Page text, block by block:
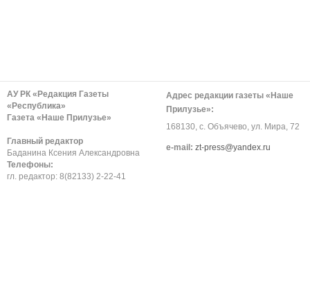
АУ РК «Редакция Газеты
«Республика»
Газета «Наше Прилузье»
Главный редактор
Баданина Ксения Александровна
Телефоны:
гл. редактор: 8(82133) 2-22-41
Адрес редакции газеты «Наше
Прилузье»:
168130, с. Объячево, ул. Мира, 72
е-mail: zt-press@yandex.ru